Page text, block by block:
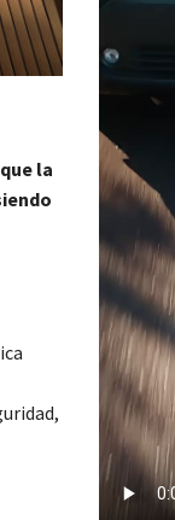
la